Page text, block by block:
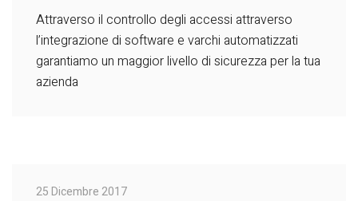
Attraverso il controllo degli accessi attraverso
l’integrazione di software e varchi automatizzati
garantiamo un maggior livello di sicurezza per la tua
azienda
25 Dicembre 2017